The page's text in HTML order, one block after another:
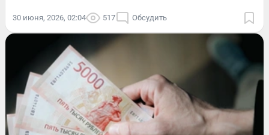
30 июня, 2026, 02:04 517 Обсудить